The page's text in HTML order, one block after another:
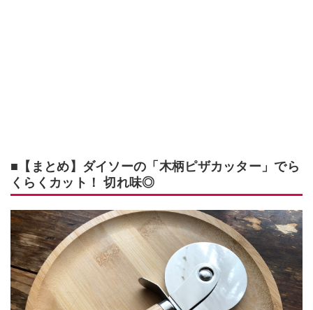
■【まとめ】ダイソーの「木柄ピザカッター」でら
くらくカット！ 切れ味◎